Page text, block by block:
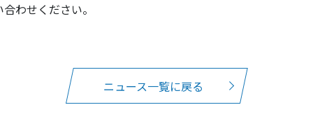
わせください。
ニュース一覧に戻る